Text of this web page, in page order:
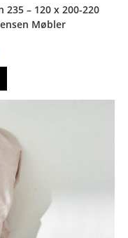
235 – 120 x 200-220
Møbler